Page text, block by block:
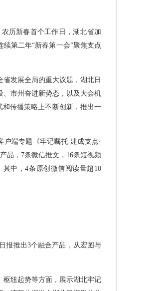
历新春首个工作日，湖北省加
第二年“新春第一会”聚焦支点
发展全局的重大议题，湖北日
市州奋进新势态，以及大会机
和传播策略上不断创新，推出一
户端专题《牢记嘱托 建成支点·
品，7条微信推文，16条短视频
中，4条原创微信阅读量超10
报推出3个融合产品，从宏图与
枢纽起势等方面，展示湖北牢记